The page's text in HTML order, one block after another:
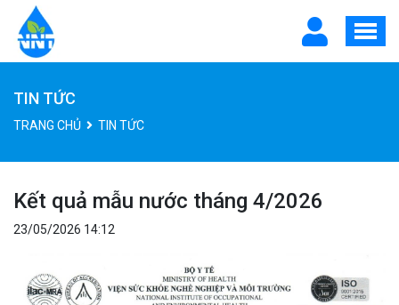
TIN TỨC
TRANG CHỦ TIN TỨC
Kết quả mẫu nước tháng 4/2026
23/05/2026 14:12